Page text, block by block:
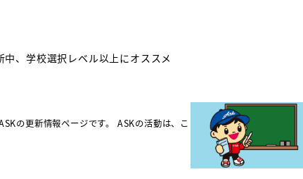
中、学校選択レベル以上にオススメ
の更新情報ページです。 ASKの活動は、こ